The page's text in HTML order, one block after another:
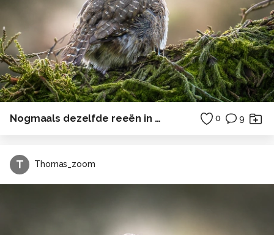
Nogmaals dezelfde reeën in een ander weiland 0 9
T Thomas_zoom